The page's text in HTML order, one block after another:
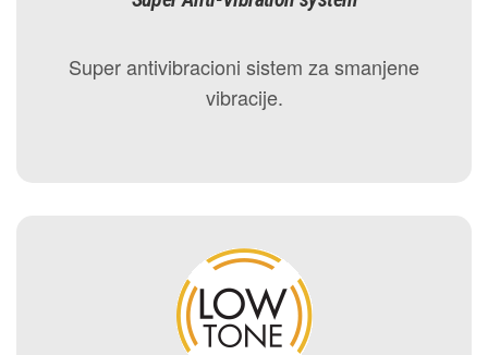
Super antivibracioni sistem za smanjene
vibracije.